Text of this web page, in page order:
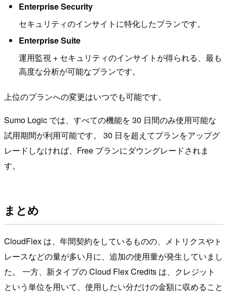
Enterprise Security
セキュリティのインサイトに特化したプランです。
Enterprise Suite
運用監視 + セキュリティのインサイトが得られる、最も
高度な分析が可能なプランです。
上位のプランへの変更はいつでも可能です。
Sumo Logic では、すべての機能を 30 日間のみ使用可能な
試用期間が利用可能です。 30 日を超えてプランをアップグ
レードしなければ、Free プランにダウングレードされま
す。
まとめ
CloudFlex は、年間契約をしているものの、メトリクスやト
レースなどの量が多い月に、追加の使用量が発生していまし
た。 一方、新タイプの Cloud Flex Credits は、クレジット
という単位を用いて、使用したい分だけの金額に収めること